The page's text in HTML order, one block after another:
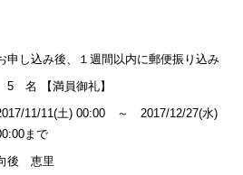
申し込み後、１週間以内に郵便振り込み
5 名 【満員御礼】
11/11(土) 00:00 ～ 2017/12/27(水)
まで
後 恵里